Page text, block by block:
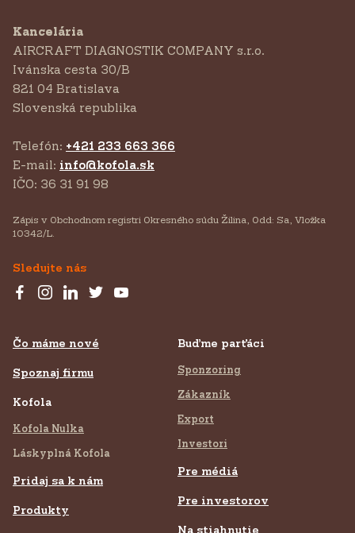
Kancelária
AIRCRAFT DIAGNOSTIK COMPANY s.r.o.
‍Ivánska cesta 30/B
821 04 Bratislava
Slovenská republika
Telefón: +421 233 663 366
E-mail: info@kofola.sk
IČO: 36 31 91 98
Zápis v Obchodnom registri Okresného súdu Žilina, Odd: Sa, Vložka
10342/L.
Sledujte nás
Čo máme nové
Spoznaj firmu
Kofola
Kofola Nulka
Láskyplná Kofola
Pridaj sa k nám
Produkty
Buďme parťáci
Sponzoring
Zákazník
Export
Investori
Pre médiá
Pre investorov
Na stiahnutie